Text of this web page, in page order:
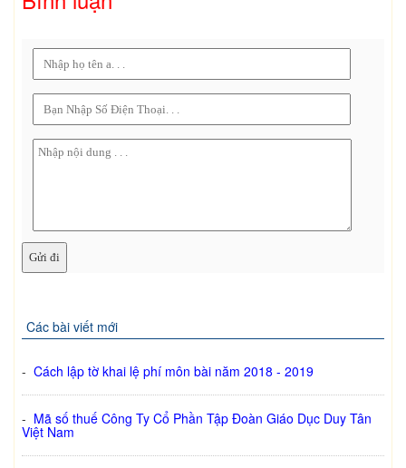
Các bài viết mới
- Cách lập tờ khai lệ phí môn bài năm 2018 - 2019
- Mã số thuế Công Ty Cổ Phần Tập Đoàn Giáo Dục Duy Tân
Việt Nam